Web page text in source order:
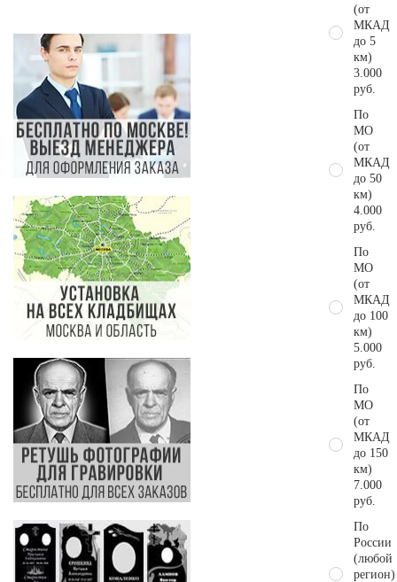
(от
МКАД
до 5
км)
3.000
руб.
По
МО
(от
МКАД
до 50
км)
4.000
руб.
По
МО
(от
МКАД
до 100
км)
5.000
руб.
По
МО
(от
МКАД
до 150
км)
7.000
руб.
По
России
(любой
регион)